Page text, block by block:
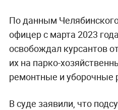
По данным Челябинского
офицер с марта 2023
освобождал курсантов
их на парко-
ремонтные и уборочные
В суде заявили, что